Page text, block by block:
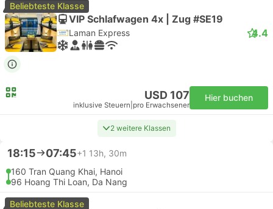
Beliebteste Klasse
VIP Schlafwagen 4x | Zug #SE19
Laman Express 4.4
USD 107
inklusive Steuern pro Erwachsener
Hier buchen
2 weitere Klassen
18:15 07:45+1 13h, 30m
160 Tran Quang Khai, Hanoi
96 Hoang Thi Loan, Da Nang
Beliebteste Klasse